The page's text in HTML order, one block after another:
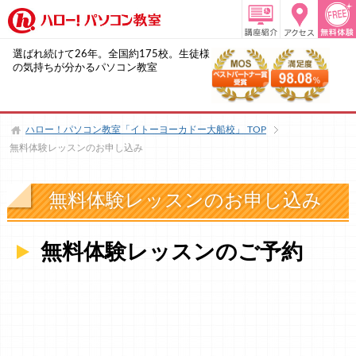
選ばれ続けて26年。全国約175校。生徒様
の気持ちが分かるパソコン教室
ハロー！パソコン教室「イトーヨーカドー大船校」
TOP
無料体験レッスンのお申し込み
無料体験レッスンのお申し込み
無料体験レッスンのご予約